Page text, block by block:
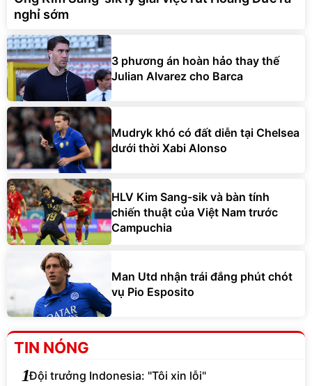
nghỉ sớm
3 phương án hoàn hảo thay thế
Julian Alvarez cho Barca
Mudryk khó có đất diễn tại Chelsea
dưới thời Xabi Alonso
HLV Kim Sang-sik và bàn tính
chiến thuật của Việt Nam trước
Campuchia
Man Utd nhận trái đắng phút chót
vụ Pio Esposito
TIN NÓNG
1Đội trưởng Indonesia: "Tôi xin lỗi"